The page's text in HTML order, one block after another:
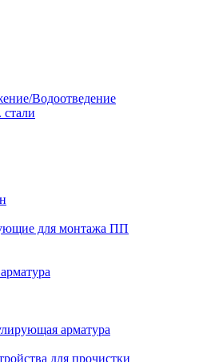
Водоотведение
для монтажа ПП
арматура
для прочистки